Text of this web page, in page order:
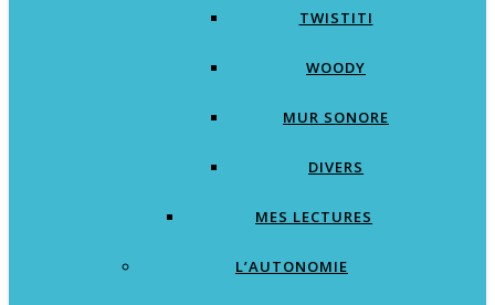
TWISTITI
WOODY
MUR SONORE
DIVERS
MES LECTURES
L’AUTONOMIE